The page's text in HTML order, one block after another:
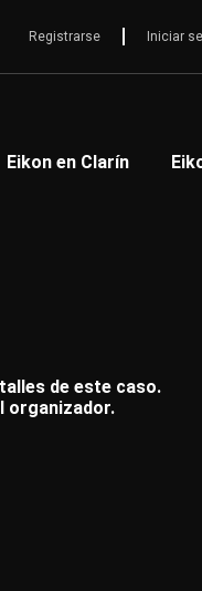
Registrarse Iniciar
Eikon en Clarín
de este caso.
organizador.